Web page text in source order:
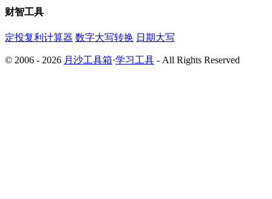
财智工具
定投复利计算器 数字大写转换 日期大写
© 2006 - 2026 月沙工具箱·学习工具 - All Rights Reserved